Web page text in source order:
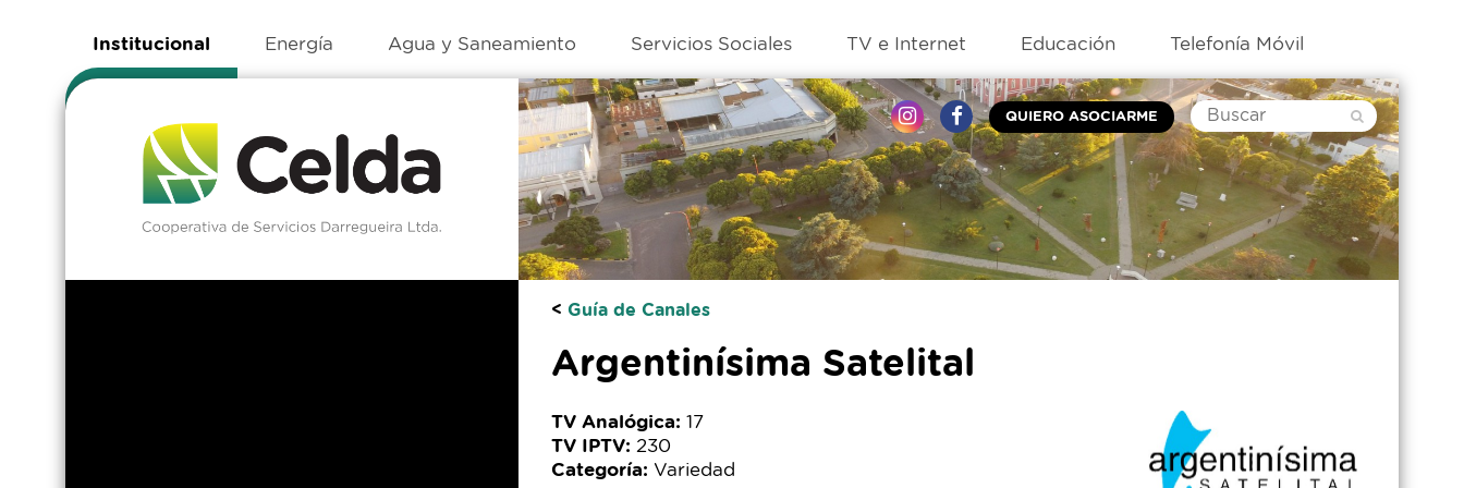
Institucional Energía Agua y Saneamiento Servicios Sociales TV e Internet Educación Telefonía Móvil
QUIERO ASOCIARME
<Guía de Canales
Argentinísima Satelital
TV Analógica: 17
TV IPTV: 230
Categoría: Variedad